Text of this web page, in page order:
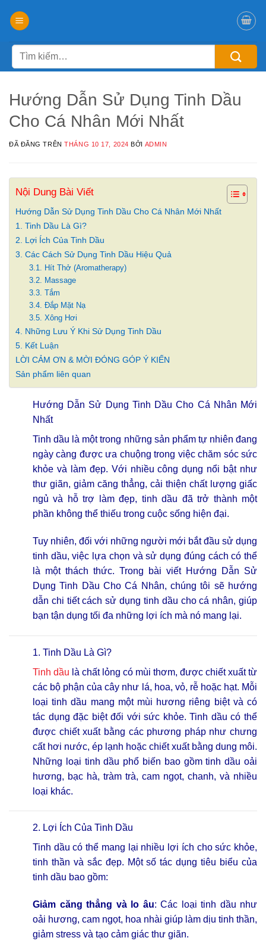
đến
dungTìm
kiếm:
Hướng Dẫn Sử Dụng Tinh Dầu
Cho Cá Nhân Mới Nhất
ĐÃ ĐĂNG TRÊNTHÁNG 10 17, 2024 BỞI ADMIN
Nội Dung Bài Viết
Hướng Dẫn Sử Dụng Tinh Dầu Cho Cá Nhân Mới Nhất
1. Tinh Dầu Là Gì?
2. Lợi Ích Của Tinh Dầu
3. Các Cách Sử Dụng Tinh Dầu Hiệu Quả
3.1. Hít Thở (Aromatherapy)
3.2. Massage
3.3. Tắm
3.4. Đắp Mặt Nạ
3.5. Xông Hơi
4. Những Lưu Ý Khi Sử Dụng Tinh Dầu
5. Kết Luận
LỜI CẢM ƠN & MỜI ĐÓNG GÓP Ý KIẾN
Sản phẩm liên quan
Hướng Dẫn Sử Dụng Tinh Dầu Cho Cá Nhân Mới
Nhất
Tinh dầu là một trong những sản phẩm tự nhiên đang
ngày càng được ưa chuộng trong việc chăm sóc sức
khỏe và làm đẹp. Với nhiều công dụng nổi bật như
thư giãn, giảm căng thẳng, cải thiện chất lượng giấc
ngủ và hỗ trợ làm đẹp, tinh dầu đã trở thành một
phần không thể thiếu trong cuộc sống hiện đại.
Tuy nhiên, đối với những người mới bắt đầu sử dụng
tinh dầu, việc lựa chọn và sử dụng đúng cách có thể
là một thách thức. Trong bài viết Hướng Dẫn Sử
Dụng Tinh Dầu Cho Cá Nhân, chúng tôi sẽ hướng
dẫn chi tiết cách sử dụng tinh dầu cho cá nhân, giúp
bạn tận dụng tối đa những lợi ích mà nó mang lại.
1. Tinh Dầu Là Gì?
Tinh dầu là chất lỏng có mùi thơm, được chiết xuất từ
các bộ phận của cây như lá, hoa, vỏ, rễ hoặc hạt. Mỗi
loại tinh dầu mang một mùi hương riêng biệt và có
tác dụng đặc biệt đối với sức khỏe. Tinh dầu có thể
được chiết xuất bằng các phương pháp như chưng
cất hơi nước, ép lạnh hoặc chiết xuất bằng dung môi.
Những loại tinh dầu phổ biến bao gồm tinh dầu oải
hương, bạc hà, tràm trà, cam ngọt, chanh, và nhiều
loại khác.
2. Lợi Ích Của Tinh Dầu
Tinh dầu có thể mang lại nhiều lợi ích cho sức khỏe,
tinh thần và sắc đẹp. Một số tác dụng tiêu biểu của
tinh dầu bao gồm:
Giảm căng thẳng và lo âu: Các loại tinh dầu như
oải hương, cam ngọt, hoa nhài giúp làm dịu tinh thần,
giảm stress và tạo cảm giác thư giãn.